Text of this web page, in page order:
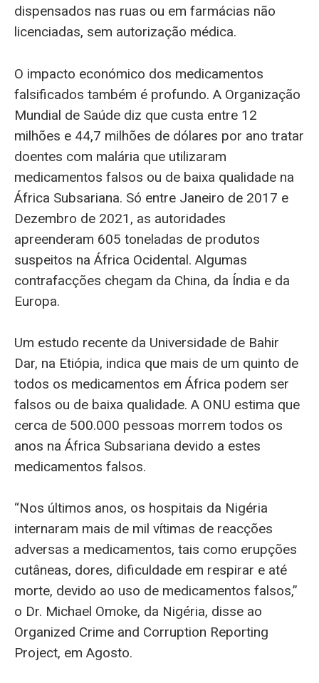
dispensados nas ruas ou em farmácias não
licenciadas, sem autorização médica.
O impacto económico dos medicamentos
falsificados também é profundo. A Organização
Mundial de Saúde diz que custa entre 12
milhões e 44,7 milhões de dólares por ano tratar
doentes com malária que utilizaram
medicamentos falsos ou de baixa qualidade na
África Subsariana. Só entre Janeiro de 2017 e
Dezembro de 2021, as autoridades
apreenderam 605 toneladas de produtos
suspeitos na África Ocidental. Algumas
contrafacções chegam da China, da Índia e da
Europa.
Um estudo recente da Universidade de Bahir
Dar, na Etiópia, indica que mais de um quinto de
todos os medicamentos em África podem ser
falsos ou de baixa qualidade. A ONU estima que
cerca de 500.000 pessoas morrem todos os
anos na África Subsariana devido a estes
medicamentos falsos.
“Nos últimos anos, os hospitais da Nigéria
internaram mais de mil vítimas de reacções
adversas a medicamentos, tais como erupções
cutâneas, dores, dificuldade em respirar e até
morte, devido ao uso de medicamentos falsos,”
o Dr. Michael Omoke, da Nigéria, disse ao
Organized Crime and Corruption Reporting
Project, em Agosto.